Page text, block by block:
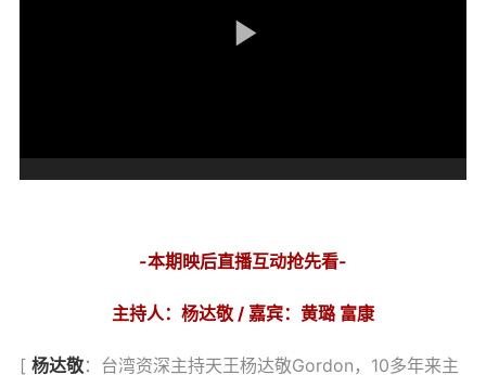
-本期映后直播互动抢先看-
主持人：杨达敬 / 嘉宾：黄璐 富康
[ 杨达敬：台湾资深主持天王杨达敬Gordon，10多年来主